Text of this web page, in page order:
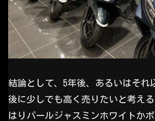
結論として、5年後、あるいはそれ
後に少しでも高く売りたいと考え
はりパールジャスミンホワイトか